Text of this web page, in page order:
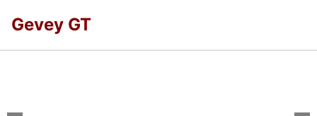
Gevey GT